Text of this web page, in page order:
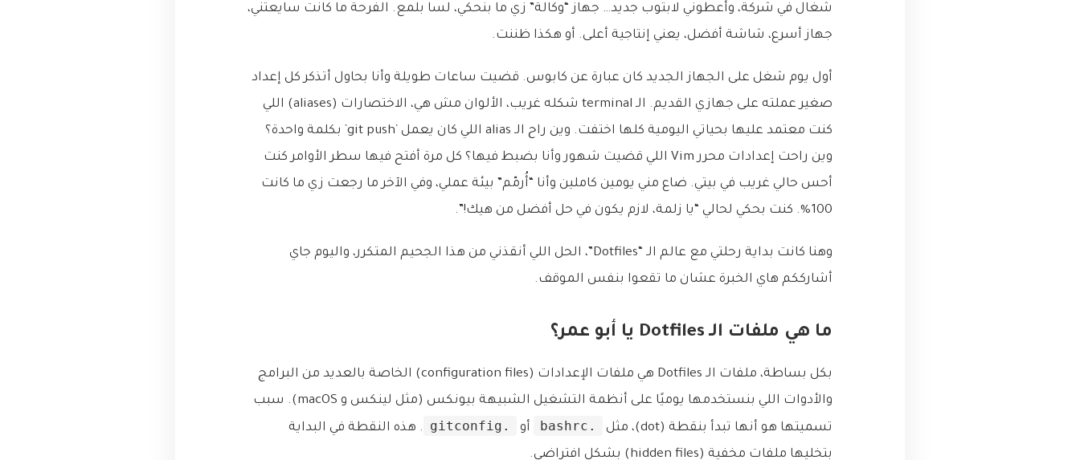
شغال في شركة، وأعطوني لابتوب جديد… جهاز “وكالة” زي ما بنحكي، لسا بلمع. الفرحة ما كانت سايعتني،
جهاز أسرع، شاشة أفضل، يعني إنتاجية أعلى. أو هكذا ظننت.
أول يوم شغل على الجهاز الجديد كان عبارة عن كابوس. قضيت ساعات طويلة وأنا بحاول أتذكر كل إعداد
صغير عملته على جهازي القديم. الـ terminal شكله غريب، الألوان مش هي، الاختصارات (aliases) اللي
كنت معتمد عليها بحياتي اليومية كلها اختفت. وين راح الـ alias اللي كان يعمل `git push` بكلمة واحدة؟
وين راحت إعدادات محرر Vim اللي قضيت شهور وأنا بضبط فيها؟ كل مرة أفتح فيها سطر الأوامر كنت
أحس حالي غريب في بيتي. ضاع مني يومين كاملين وأنا “أُرمّم” بيئة عملي، وفي الآخر ما رجعت زي ما كانت
100%. كنت بحكي لحالي “يا زلمة، لازم يكون في حل أفضل من هيك!”.
وهنا كانت بداية رحلتي مع عالم الـ “Dotfiles”، الحل اللي أنقذني من هذا الجحيم المتكرر، واليوم جاي
أشارككم هاي الخبرة عشان ما تقعوا بنفس الموقف.
ما هي ملفات الـ Dotfiles يا أبو عمر؟
بكل بساطة، ملفات الـ Dotfiles هي ملفات الإعدادات (configuration files) الخاصة بالعديد من البرامج
والأدوات اللي بنستخدمها يوميًا على أنظمة التشغيل الشبيهة بيونكس (مثل لينكس و macOS). سبب
تسميتها هو أنها تبدأ بنقطة (dot)، مثل
.bashrc أو .gitconfig
. هذه النقطة في البداية
بتخليها ملفات مخفية (hidden files) بشكل افتراضي.